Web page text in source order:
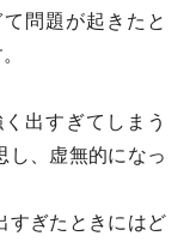
問題が起きたと
出すぎてしまう
し、虚無的になっ
すぎたときにはど